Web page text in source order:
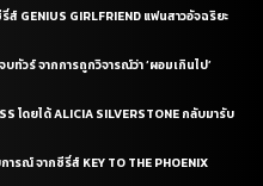
GENIUS GIRLFRIEND แฟนสาวอัจฉริยะ
ทัวร์ จากการถูกวิจารณ์ว่า ‘ผอมเกินไป’
โดยได้ ALICIA SILVERSTONE กลับมารับ
รณ์ จากซีรี่ส์ KEY TO THE PHOENIX